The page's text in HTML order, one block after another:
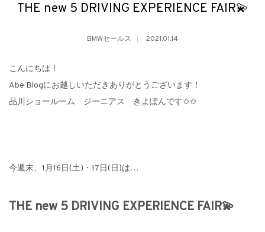
THE new 5 DRIVING EXPERIENCE FAIR💫
BMWセールス 2021.01.14
こんにちは！
Abe Blogにお越しいただきありがとうございます！
品川ショールーム ジーニアス きよぽんです✩✩
今週末、1月16日(土)・17日(日)は…
THE new 5 DRIVING EXPERIENCE FAIR💫